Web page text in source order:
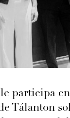
participa
Tálanton